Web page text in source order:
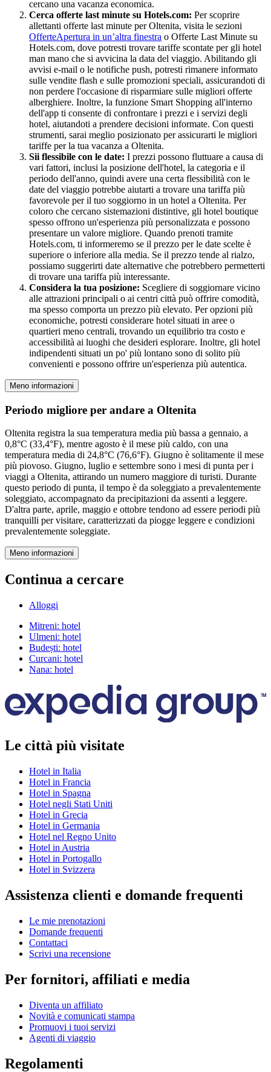
cercano una vacanza economica.
Cerca offerte last minute su Hotels.com: Per scoprire
allettanti offerte last minute per Oltenita, visita le sezioni
OfferteApertura in un’altra finestra o Offerte Last Minute su
Hotels.com, dove potresti trovare tariffe scontate per gli hotel
man mano che si avvicina la data del viaggio. Abilitando gli
avvisi e-mail o le notifiche push, potresti rimanere informato
sulle vendite flash e sulle promozioni speciali, assicurandoti di
non perdere l'occasione di risparmiare sulle migliori offerte
alberghiere. Inoltre, la funzione Smart Shopping all'interno
dell'app ti consente di confrontare i prezzi e i servizi degli
hotel, aiutandoti a prendere decisioni informate. Con questi
strumenti, sarai meglio posizionato per assicurarti le migliori
tariffe per la tua vacanza a Oltenita.
Sii flessibile con le date: I prezzi possono fluttuare a causa di
vari fattori, inclusi la posizione dell'hotel, la categoria e il
periodo dell'anno, quindi avere una certa flessibilità con le
date del viaggio potrebbe aiutarti a trovare una tariffa più
favorevole per il tuo soggiorno in un hotel a Oltenita. Per
coloro che cercano sistemazioni distintive, gli hotel boutique
spesso offrono un'esperienza più personalizzata e possono
presentare un valore migliore. Quando prenoti tramite
Hotels.com, ti informeremo se il prezzo per le date scelte è
superiore o inferiore alla media. Se il prezzo tende al rialzo,
possiamo suggerirti date alternative che potrebbero permetterti
di trovare una tariffa più interessante.
Considera la tua posizione: Scegliere di soggiornare vicino
alle attrazioni principali o ai centri città può offrire comodità,
ma spesso comporta un prezzo più elevato. Per opzioni più
economiche, potresti considerare hotel situati in aree o
quartieri meno centrali, trovando un equilibrio tra costo e
accessibilità ai luoghi che desideri esplorare. Inoltre, gli hotel
indipendenti situati un po' più lontano sono di solito più
convenienti e possono offrire un'esperienza più autentica.
Meno informazioni
Periodo migliore per andare a Oltenita
Oltenita registra la sua temperatura media più bassa a gennaio, a
0,8°C (33,4°F), mentre agosto è il mese più caldo, con una
temperatura media di 24,8°C (76,6°F). Giugno è solitamente il mese
più piovoso. Giugno, luglio e settembre sono i mesi di punta per i
viaggi a Oltenita, attirando un numero maggiore di turisti. Durante
questo periodo di punta, il tempo è da soleggiato a prevalentemente
soleggiato, accompagnato da precipitazioni da assenti a leggere.
D'altra parte, aprile, maggio e ottobre tendono ad essere periodi più
tranquilli per visitare, caratterizzati da piogge leggere e condizioni
prevalentemente soleggiate.
Meno informazioni
Continua a cercare
Alloggi
Mitreni: hotel
Ulmeni: hotel
Budești: hotel
Curcani: hotel
Nana: hotel
Le città più visitate
Hotel in Italia
Hotel in Francia
Hotel in Spagna
Hotel negli Stati Uniti
Hotel in Grecia
Hotel in Germania
Hotel nel Regno Unito
Hotel in Austria
Hotel in Portogallo
Hotel in Svizzera
Assistenza clienti e domande frequenti
Le mie prenotazioni
Domande frequenti
Contattaci
Scrivi una recensione
Per fornitori, affiliati e media
Diventa un affiliato
Novità e comunicati stampa
Promuovi i tuoi servizi
Agenti di viaggio
Regolamenti